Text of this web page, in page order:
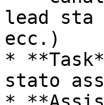
lead sta
ecc.)
*
stato